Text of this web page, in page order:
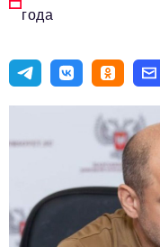
ИННОПРОМ
Топ-100 влиятельных
ТОП-100 влиятельных
Телефон редакции:+7
Электронные почты
года